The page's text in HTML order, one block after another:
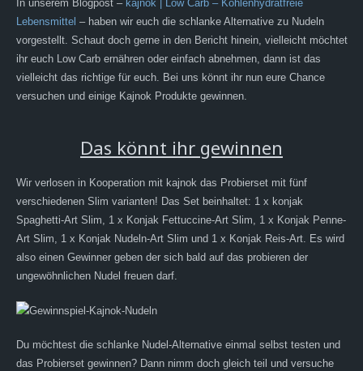
In unserem Blogpost – kajnok | Low Carb – Kohlenhydratfreie
Lebensmittel – haben wir euch die schlanke Alternative zu Nudeln
vorgestellt. Schaut doch gerne in den Bericht hinein, vielleicht möchtet
ihr euch Low Carb ernähren oder einfach abnehmen, dann ist das
vielleicht das richtige für euch. Bei uns könnt ihr nun eure Chance
versuchen und einige Kajnok Produkte gewinnen.
Das könnt ihr gewinnen
Wir verlosen in Kooperation mit kajnok das Probierset mit fünf
verschiedenen Slim varianten! Das Set beinhaltet: 1 x konjak
Spaghetti-Art Slim, 1 x Konjak Fettuccine-Art Slim, 1 x Konjak Penne-
Art Slim, 1 x Konjak Nudeln-Art Slim und 1 x Konjak Reis-Art. Es wird
also einen Gewinner geben der sich bald auf das probieren der
ungewöhnlichen Nudel freuen darf.
Du möchtest die schlanke Nudel-Alternative einmal selbst testen und
das Probierset gewinnen? Dann nimm doch gleich teil und versuche